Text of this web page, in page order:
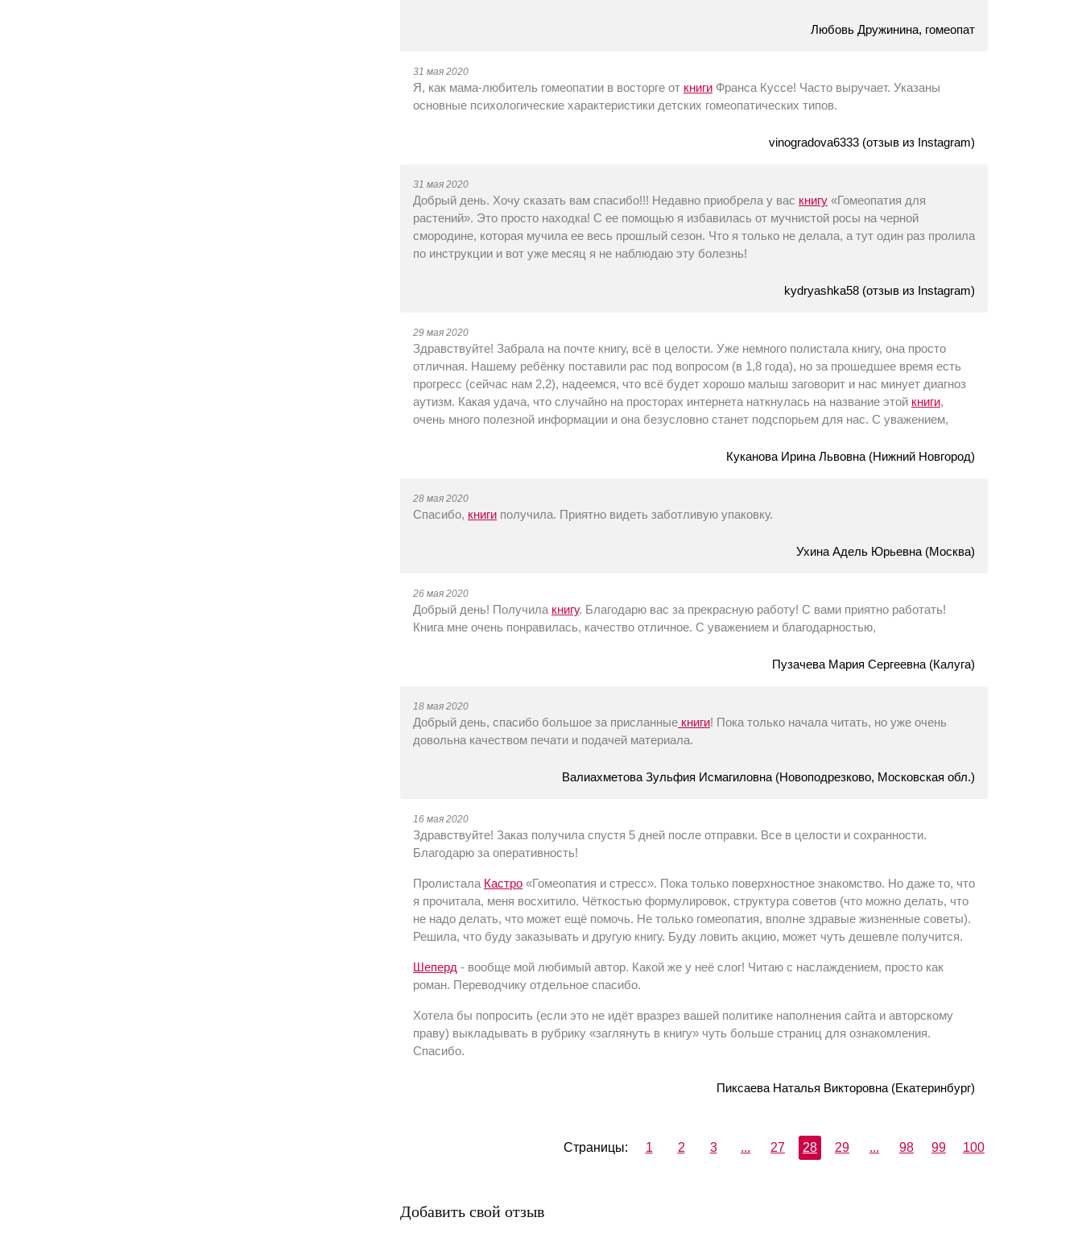
Любовь Дружинина, гомеопат
31 мая 2020
Я, как мама-любитель гомеопатии в восторге от книги Франса Куссе! Часто выручает. Указаны
основные психологические характеристики детских гомеопатических типов.
vinogradova6333 (отзыв из Instagram)
31 мая 2020
Добрый день. Хочу сказать вам спасибо!!! Недавно приобрела у вас книгу «Гомеопатия для
растений». Это просто находка! С ее помощью я избавилась от мучнистой росы на черной
смородине, которая мучила ее весь прошлый сезон. Что я только не делала, а тут один раз пролила
по инструкции и вот уже месяц я не наблюдаю эту болезнь!
kydryashka58 (отзыв из Instagram)
29 мая 2020
Здравствуйте! Забрала на почте книгу, всё в целости. Уже немного полистала книгу, она просто
отличная. Нашему ребёнку поставили рас под вопросом (в 1,8 года), но за прошедшее время есть
прогресс (сейчас нам 2,2), надеемся, что всё будет хорошо малыш заговорит и нас минует диагноз
аутизм. Какая удача, что случайно на просторах интернета наткнулась на название этой книги,
очень много полезной информации и она безусловно станет подспорьем для нас. С уважением,
Куканова Ирина Львовна (Нижний Новгород)
28 мая 2020
Спасибо, книги получила. Приятно видеть заботливую упаковку.
Ухина Адель Юрьевна (Москва)
26 мая 2020
Добрый день! Получила книгу. Благодарю вас за прекрасную работу! С вами приятно работать!
Книга мне очень понравилась, качество отличное. С уважением и благодарностью,
Пузачева Мария Сергеевна (Калуга)
18 мая 2020
Добрый день, спасибо большое за присланные книги! Пока только начала читать, но уже очень
довольна качеством печати и подачей материала.
Валиахметова Зульфия Исмагиловна (Новоподрезково, Московская обл.)
16 мая 2020
Здравствуйте! Заказ получила спустя 5 дней после отправки. Все в целости и сохранности.
Благодарю за оперативность!
Пролистала Кастро «Гомеопатия и стресс». Пока только поверхностное знакомство. Но даже то, что
я прочитала, меня восхитило. Чёткостью формулировок, структура советов (что можно делать, что
не надо делать, что может ещё помочь. Не только гомеопатия, вполне здравые жизненные советы).
Решила, что буду заказывать и другую книгу. Буду ловить акцию, может чуть дешевле получится.
Шеперд - вообще мой любимый автор. Какой же у неё слог! Читаю с наслаждением, просто как
роман. Переводчику отдельное спасибо.
Хотела бы попросить (если это не идёт вразрез вашей политике наполнения сайта и авторскому
праву) выкладывать в рубрику «заглянуть в книгу» чуть больше страниц для ознакомления.
Спасибо.
Пиксаева Наталья Викторовна (Екатеринбург)
Страницы: 1 2 3 ... 27 28 29 ... 98 99 100
Добавить свой отзыв